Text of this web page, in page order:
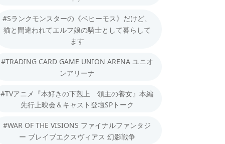
#Sランクモンスターの《ベヒーモス》だけど、
猫と間違われてエルフ娘の騎士として暮らして
ます
#TRADING CARD GAME UNION ARENA ユニオ
ンアリーナ
#TVアニメ『本好きの下剋上 領主の養女』本編
先行上映会＆キャスト登壇SPトーク
#WAR OF THE VISIONS ファイナルファンタジ
ー ブレイブエクスヴィアス 幻影戦争